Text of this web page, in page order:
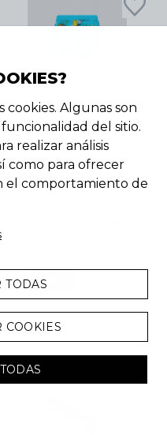
BAÑADOR
POKEMON | NIÑO
CHOLLO
cookies. Algunas son
del sitio.
realizar análisis
como para ofrecer
el comportamiento de
TODAS
COOKIES